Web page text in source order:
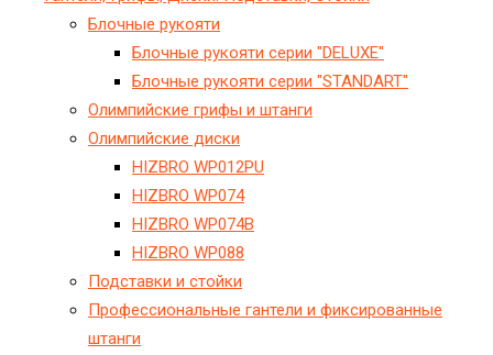
Блочные рукояти
Блочные рукояти серии "DELUXE"
Блочные рукояти серии "STANDART"
Олимпийские грифы и штанги
Олимпийские диски
HIZBRO WP012PU
HIZBRO WP074
HIZBRO WP074B
HIZBRO WP088
Подставки и стойки
Профессиональные гантели и фиксированные
штанги